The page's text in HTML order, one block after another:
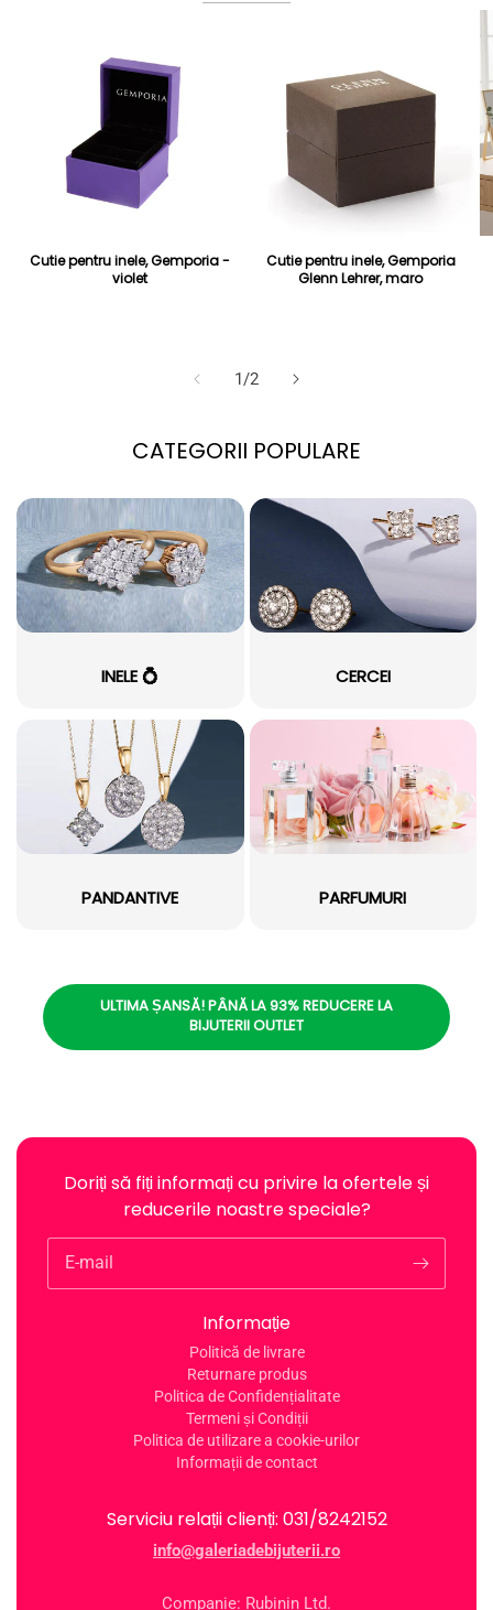
Cutie pentru inele, Gemporia -
violet
Cutie pentru inele, Gemporia
Glenn Lehrer, maro
1/
din2
CATEGORII POPULARE
INELE 💍 CERCEI
PANDANTIVE PARFUMURI
ULTIMA ȘANSĂ! PÂNĂ LA 93% REDUCERE LA
BIJUTERII OUTLET
Serviciu relații clienți: 031/8242152
info@galeriadebijuterii.ro
Companie: Rubinin Ltd.
Informație
Politică de livrare
Returnare produs
Politica de Confidențialitate
Termeni și Condiții
Politica de utilizare a cookie-urilor
Informații de contact
Doriți să fiți informați cu privire la ofertele și
reducerile noastre speciale?
E-mail